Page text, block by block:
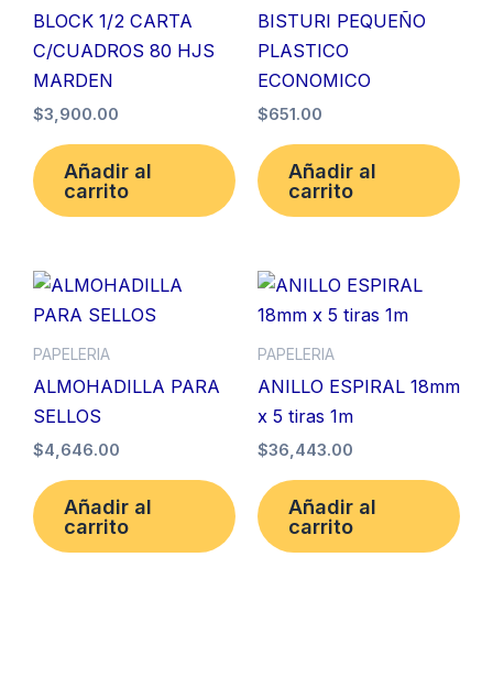
BLOCK 1/2 CARTA
C/CUADROS 80 HJS
MARDEN
$3,900.00
Añadir al
carrito
BISTURI PEQUEÑO
PLASTICO
ECONOMICO
$651.00
Añadir al
carrito
PAPELERIA
ALMOHADILLA PARA
SELLOS
$4,646.00
Añadir al
carrito
PAPELERIA
ANILLO ESPIRAL 18mm
x 5 tiras 1m
$36,443.00
Añadir al
carrito